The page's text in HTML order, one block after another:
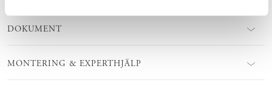
DOKUMENT
MONTERING & EXPERTHJÄLP